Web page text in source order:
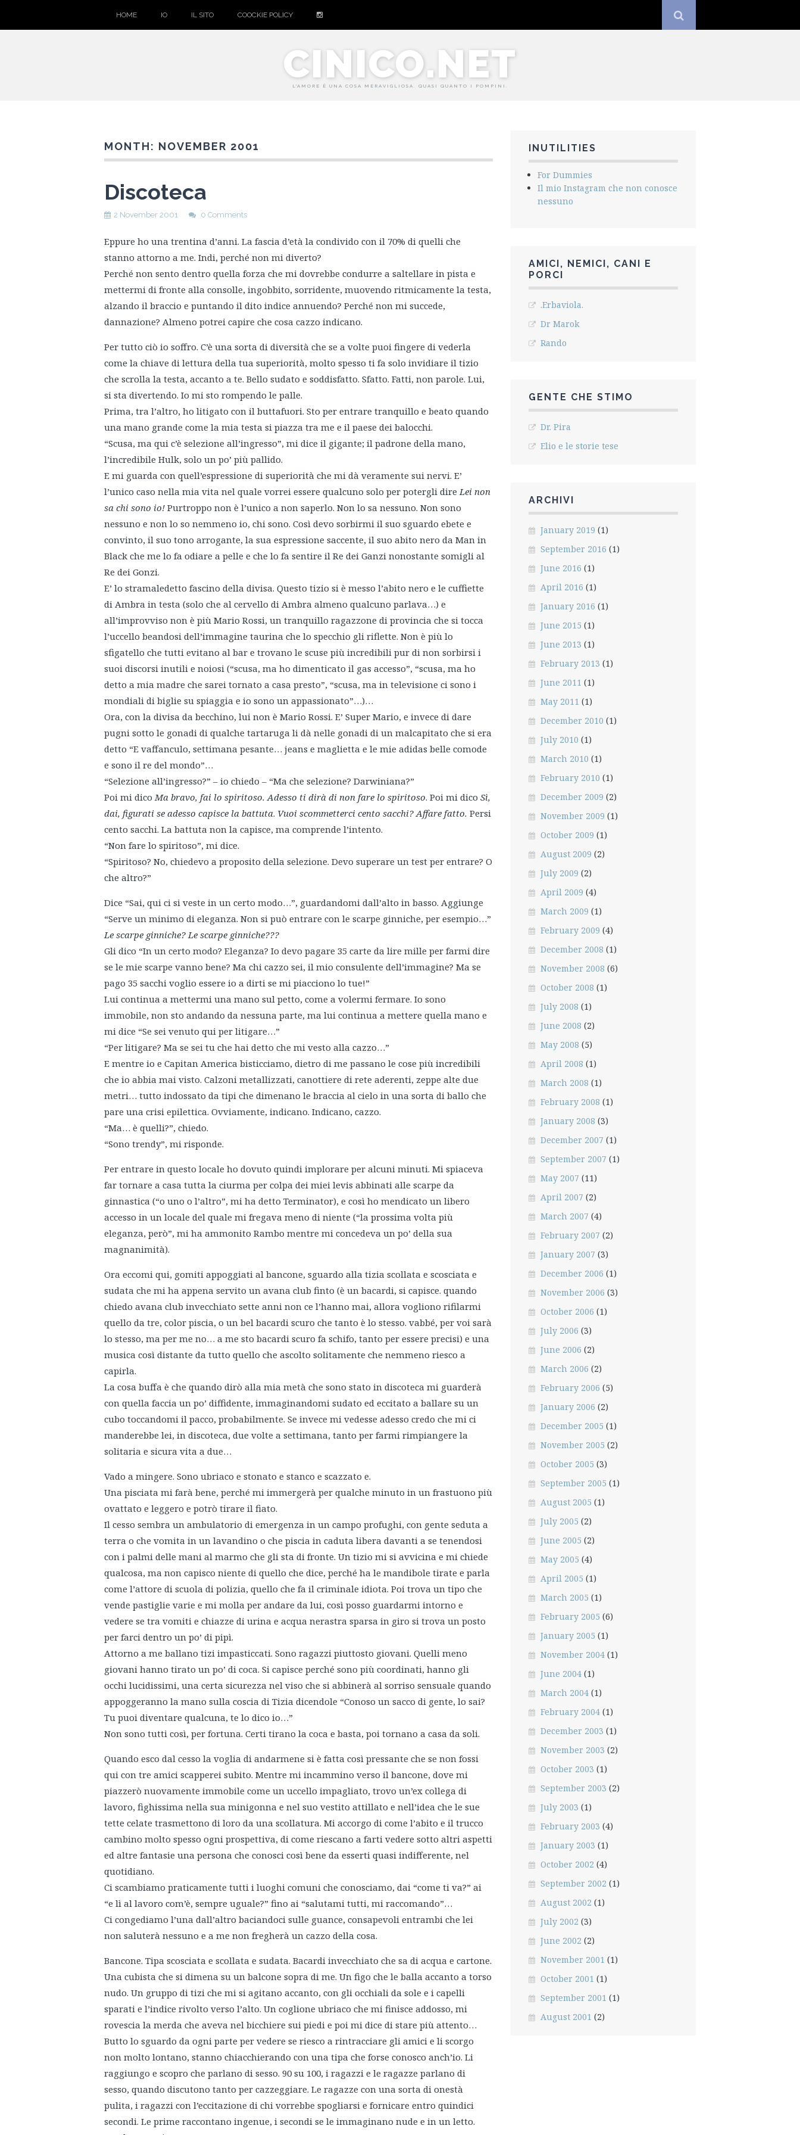
HOME IO IL SITO COOCKIE POLICY
CINICO.NET
L'AMORE È UNA COSA MERAVIGLIOSA. QUASI QUANTO I POMPINI.
MONTH: NOVEMBER 2001
Discoteca
2 November 2001 0 Comments
Eppure ho una trentina d’anni. La fascia d’età la condivido con il 70% di quelli che
stanno attorno a me. Indi, perché non mi diverto?
Perché non sento dentro quella forza che mi dovrebbe condurre a saltellare in pista e
mettermi di fronte alla consolle, ingobbito, sorridente, muovendo ritmicamente la testa,
alzando il braccio e puntando il dito indice annuendo? Perché non mi succede,
dannazione? Almeno potrei capire che cosa cazzo indicano.
Per tutto ciò io soffro. C’è una sorta di diversità che se a volte puoi fingere di vederla
come la chiave di lettura della tua superiorità, molto spesso ti fa solo invidiare il tizio
che scrolla la testa, accanto a te. Bello sudato e soddisfatto. Sfatto. Fatti, non parole. Lui,
si sta divertendo. Io mi sto rompendo le palle.
Prima, tra l’altro, ho litigato con il buttafuori. Sto per entrare tranquillo e beato quando
una mano grande come la mia testa si piazza tra me e il paese dei balocchi.
“Scusa, ma qui c’è selezione all’ingresso”, mi dice il gigante; il padrone della mano,
l’incredibile Hulk, solo un po’ più pallido.
E mi guarda con quell’espressione di superiorità che mi dà veramente sui nervi. E’
l’unico caso nella mia vita nel quale vorrei essere qualcuno solo per potergli direLei non
sa chi sono io! Purtroppo non è l’unico a non saperlo. Non lo sa nessuno. Non sono
nessuno e non lo so nemmeno io, chi sono. Così devo sorbirmi il suo sguardo ebete e
convinto, il suo tono arrogante, la sua espressione saccente, il suo abito nero da Man in
Black che me lo fa odiare a pelle e che lo fa sentire il Re dei Ganzi nonostante somigli al
Re dei Gonzi.
E’ lo stramaledetto fascino della divisa. Questo tizio si è messo l’abito nero e le cuffiette
di Ambra in testa (solo che al cervello di Ambra almeno qualcuno parlava…) e
all’improvviso non è più Mario Rossi, un tranquillo ragazzone di provincia che si tocca
l’uccello beandosi dell’immagine taurina che lo specchio gli riflette. Non è più lo
sfigatello che tutti evitano al bar e trovano le scuse più incredibili pur di non sorbirsi i
suoi discorsi inutili e noiosi (“scusa, ma ho dimenticato il gas accesso”, “scusa, ma ho
detto a mia madre che sarei tornato a casa presto”, “scusa, ma in televisione ci sono i
mondiali di biglie su spiaggia e io sono un appassionato”…)…
Ora, con la divisa da becchino, lui non è Mario Rossi. E’ Super Mario, e invece di dare
pugni sotto le gonadi di qualche tartaruga li dà nelle gonadi di un malcapitato che si era
detto “E vaffanculo, settimana pesante… jeans e maglietta e le mie adidas belle comode
e sono il re del mondo”…
“Selezione all’ingresso?” – io chiedo – “Ma che selezione? Darwiniana?”
Poi mi dicoMa bravo, fai lo spiritoso. Adesso ti dirà di non fare lo spiritoso. Poi mi dico Sì,
dai, figurati se adesso capisce la battuta. Vuoi scommetterci cento sacchi? Affare fatto. Persi
cento sacchi. La battuta non la capisce, ma comprende l’intento.
“Non fare lo spiritoso”, mi dice.
“Spiritoso? No, chiedevo a proposito della selezione. Devo superare un test per entrare? O
che altro?”
Dice “Sai, qui ci si veste in un certo modo…”, guardandomi dall’alto in basso. Aggiunge
“Serve un minimo di eleganza. Non si può entrare con le scarpe ginniche, per esempio…”
Le scarpe ginniche? Le scarpe ginniche???
Gli dico “In un certo modo? Eleganza? Io devo pagare 35 carte da lire mille per farmi dire
se le mie scarpe vanno bene? Ma chi cazzo sei, il mio consulente dell’immagine? Ma se
pago 35 sacchi voglio essere io a dirti se mi piacciono lo tue!”
Lui continua a mettermi una mano sul petto, come a volermi fermare. Io sono
immobile, non sto andando da nessuna parte, ma lui continua a mettere quella mano e
mi dice “Se sei venuto qui per litigare…”
“Per litigare? Ma se sei tu che hai detto che mi vesto alla cazzo…”
E mentre io e Capitan America bisticciamo, dietro di me passano le cose più incredibili
che io abbia mai visto. Calzoni metallizzati, canottiere di rete aderenti, zeppe alte due
metri… tutto indossato da tipi che dimenano le braccia al cielo in una sorta di ballo che
pare una crisi epilettica. Ovviamente, indicano. Indicano, cazzo.
“Ma… è quelli?”, chiedo.
“Sono trendy”, mi risponde.
Per entrare in questo locale ho dovuto quindi implorare per alcuni minuti. Mi spiaceva
far tornare a casa tutta la ciurma per colpa dei miei levis abbinati alle scarpe da
ginnastica (“o uno o l’altro”, mi ha detto Terminator), e così ho mendicato un libero
accesso in un locale del quale mi fregava meno di niente (“la prossima volta più
eleganza, però”, mi ha ammonito Rambo mentre mi concedeva un po’ della sua
magnanimità).
Ora eccomi qui, gomiti appoggiati al bancone, sguardo alla tizia scollata e scosciata e
sudata che mi ha appena servito un avana club finto (è un bacardi, si capisce. quando
chiedo avana club invecchiato sette anni non ce l’hanno mai, allora vogliono rifilarmi
quello da tre, color piscia, o un bel bacardi scuro che tanto è lo stesso. vabbé, per voi sarà
lo stesso, ma per me no… a me sto bacardi scuro fa schifo, tanto per essere precisi) e una
musica così distante da tutto quello che ascolto solitamente che nemmeno riesco a
capirla.
La cosa buffa è che quando dirò alla mia metà che sono stato in discoteca mi guarderà
con quella faccia un po’ diffidente, immaginandomi sudato ed eccitato a ballare su un
cubo toccandomi il pacco, probabilmente. Se invece mi vedesse adesso credo che mi ci
manderebbe lei, in discoteca, due volte a settimana, tanto per farmi rimpiangere la
solitaria e sicura vita a due…
Vado a mingere. Sono ubriaco e stonato e stanco e scazzato e.
Una pisciata mi farà bene, perché mi immergerà per qualche minuto in un frastuono più
ovattato e leggero e potrò tirare il fiato.
Il cesso sembra un ambulatorio di emergenza in un campo profughi, con gente seduta a
terra o che vomita in un lavandino o che piscia in caduta libera davanti a se tenendosi
con i palmi delle mani al marmo che gli sta di fronte. Un tizio mi si avvicina e mi chiede
qualcosa, ma non capisco niente di quello che dice, perché ha le mandibole tirate e parla
come l’attore di scuola di polizia, quello che fa il criminale idiota. Poi trova un tipo che
vende pastiglie varie e mi molla per andare da lui, così posso guardarmi intorno e
vedere se tra vomiti e chiazze di urina e acqua nerastra sparsa in giro si trova un posto
per farci dentro un po’ di pipì.
Attorno a me ballano tizi impasticcati. Sono ragazzi piuttosto giovani. Quelli meno
giovani hanno tirato un po’ di coca. Si capisce perché sono più coordinati, hanno gli
occhi lucidissimi, una certa sicurezza nel viso che si abbinerà al sorriso sensuale quando
appoggeranno la mano sulla coscia di Tizia dicendole “Conoso un sacco di gente, lo sai?
Tu puoi diventare qualcuna, te lo dico io…”
Non sono tutti così, per fortuna. Certi tirano la coca e basta, poi tornano a casa da soli.
Quando esco dal cesso la voglia di andarmene si è fatta così pressante che se non fossi
qui con tre amici scapperei subito. Mentre mi incammino verso il bancone, dove mi
piazzerò nuovamente immobile come un uccello impagliato, trovo un’ex collega di
lavoro, fighissima nella sua minigonna e nel suo vestito attillato e nell’idea che le sue
tette celate trasmettono di loro da una scollatura. Mi accorgo di come l’abito e il trucco
cambino molto spesso ogni prospettiva, di come riescano a farti vedere sotto altri aspetti
ed altre fantasie una persona che conosci così bene da esserti quasi indifferente, nel
quotidiano.
Ci scambiamo praticamente tutti i luoghi comuni che conosciamo, dai “come ti va?” ai
“e lì al lavoro com’è, sempre uguale?” fino ai “salutami tutti, mi raccomando”…
Ci congediamo l’una dall’altro baciandoci sulle guance, consapevoli entrambi che lei
non saluterà nessuno e a me non fregherà un cazzo della cosa.
Bancone. Tipa scosciata e scollata e sudata. Bacardi invecchiato che sa di acqua e cartone.
Una cubista che si dimena su un balcone sopra di me. Un figo che le balla accanto a torso
nudo. Un gruppo di tizi che mi si agitano accanto, con gli occhiali da sole e i capelli
sparati e l’indice rivolto verso l’alto. Un coglione ubriaco che mi finisce addosso, mi
rovescia la merda che aveva nel bicchiere sui piedi e poi mi dice di stare più attento…
Butto lo sguardo da ogni parte per vedere se riesco a rintracciare gli amici e li scorgo
non molto lontano, stanno chiacchierando con una tipa che forse conosco anch’io. Li
raggiungo e scopro che parlano di sesso. 90 su 100, i ragazzi e le ragazze parlano di
sesso, quando discutono tanto per cazzeggiare. Le ragazze con una sorta di onestà
pulita, i ragazzi con l’eccitazione di chi vorrebbe spogliarsi e fornicare entro quindici
secondi. Le prime raccontano ingenue, i secondi se le immaginano nude e in un letto.
INUTILITIES
For Dummies
Il mio Instagram che non conosce
nessuno
AMICI, NEMICI, CANI E
PORCI
.Erbaviola.
Dr Marok
Rando
GENTE CHE STIMO
Dr. Pira
Elio e le storie tese
ARCHIVI
January 2019 (1)
September 2016 (1)
June 2016 (1)
April 2016 (1)
January 2016 (1)
June 2015 (1)
June 2013 (1)
February 2013 (1)
June 2011 (1)
May 2011 (1)
December 2010 (1)
July 2010 (1)
March 2010 (1)
February 2010 (1)
December 2009 (2)
November 2009 (1)
October 2009 (1)
August 2009 (2)
July 2009 (2)
April 2009 (4)
March 2009 (1)
February 2009 (4)
December 2008 (1)
November 2008 (6)
October 2008 (1)
July 2008 (1)
June 2008 (2)
May 2008 (5)
April 2008 (1)
March 2008 (1)
February 2008 (1)
January 2008 (3)
December 2007 (1)
September 2007 (1)
May 2007 (11)
April 2007 (2)
March 2007 (4)
February 2007 (2)
January 2007 (3)
December 2006 (1)
November 2006 (3)
October 2006 (1)
July 2006 (3)
June 2006 (2)
March 2006 (2)
February 2006 (5)
January 2006 (2)
December 2005 (1)
November 2005 (2)
October 2005 (3)
September 2005 (1)
August 2005 (1)
July 2005 (2)
June 2005 (2)
May 2005 (4)
April 2005 (1)
March 2005 (1)
February 2005 (6)
January 2005 (1)
November 2004(1)
June 2004(1)
March 2004(1)
February 2004(1)
December 2003 (1)
November 2003 (2)
October 2003 (1)
September 2003 (2)
July 2003 (1)
February 2003 (4)
January 2003 (1)
October 2002 (4)
September 2002 (1)
August 2002 (1)
July 2002 (3)
June 2002 (2)
November 2001 (1)
October 2001 (1)
September 2001 (1)
August 2001 (2)